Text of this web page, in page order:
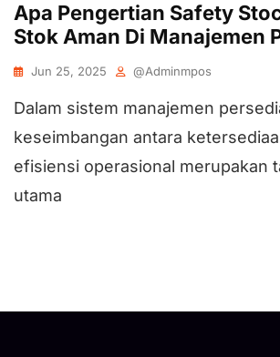
Apa Pengertian Safety
Stok Aman Di Manajemen
Jun 25, 2025 @adminmpos
Dalam sistem manajemen
keseimbangan antara
efisiensi operasional merupakan
utama